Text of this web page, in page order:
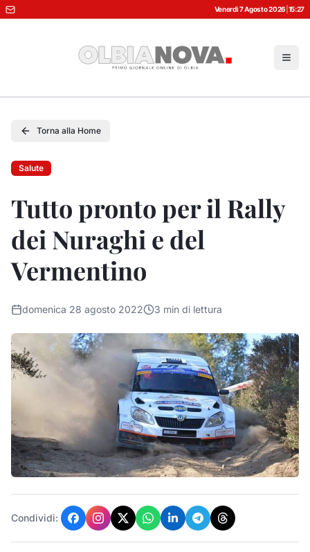
Venerdì 7 Agosto 2026 15:27
Torna alla Home
Salute
Tutto pronto per il Rally
dei Nuraghi e del
Vermentino
domenica 28 agosto 2022 3 min di lettura
Condividi: